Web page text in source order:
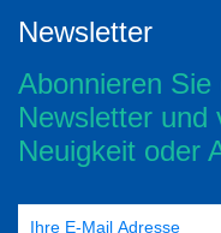
Newsletter
Abonnieren
Newsletter und
Neuigkeit oder